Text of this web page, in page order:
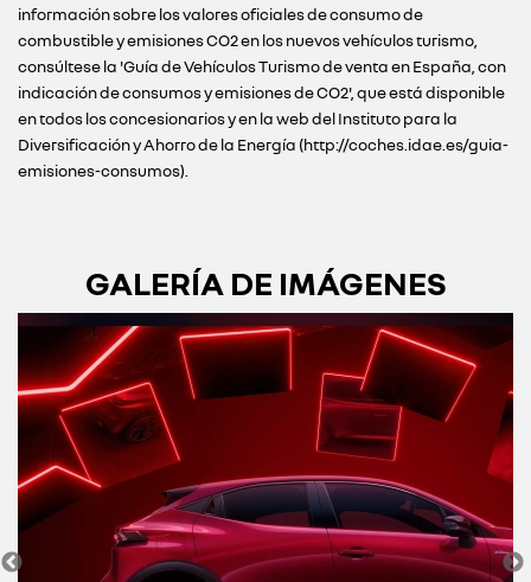
información sobre los valores oficiales de consumo de
combustible y emisiones CO2 en los nuevos vehículos turismo,
consúltese la 'Guía de Vehículos Turismo de venta en España, con
indicación de consumos y emisiones de CO2', que está disponible
en todos los concesionarios y en la web del Instituto para la
Diversificación y Ahorro de la Energía (http://coches.idae.es/guia-
emisiones-consumos).
GALERÍA DE IMÁGENES